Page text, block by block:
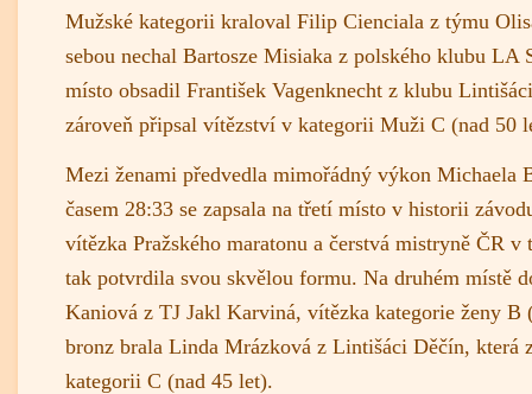
Mužské kategorii kraloval Filip Cienciala z týmu
sebou nechal Bartosze Misiaka z polského klubu LA
místo obsadil František Vagenknecht z klubu
zároveň připsal vítězství v kategorii Muži C (nad 50
Mezi ženami předvedla mimořádný výkon Michaela
časem 28:33 se zapsala na třetí místo v historii
vítězka Pražského maratonu a čerstvá mistryně ČR v
tak potvrdila svou skvělou formu. Na druhém místě
Kaniová z TJ Jakl Karviná, vítězka kategorie ženy B
bronz brala Linda Mrázková z Lintišáci Děčín, která
kategorii C (nad 45 let).